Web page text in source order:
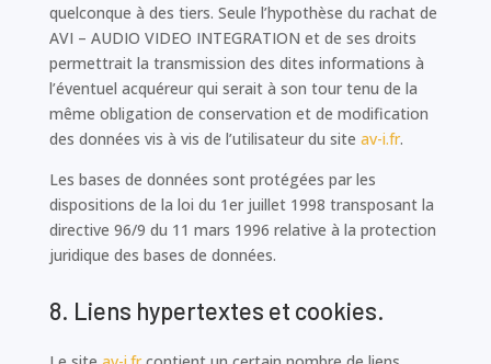
quelconque à des tiers. Seule l’hypothèse du rachat de
AVI – AUDIO VIDEO INTEGRATION et de ses droits
permettrait la transmission des dites informations à
l’éventuel acquéreur qui serait à son tour tenu de la
même obligation de conservation et de modification
des données vis à vis de l’utilisateur du site av-i.fr.
Les bases de données sont protégées par les
dispositions de la loi du 1er juillet 1998 transposant la
directive 96/9 du 11 mars 1996 relative à la protection
juridique des bases de données.
8. Liens hypertextes et cookies.